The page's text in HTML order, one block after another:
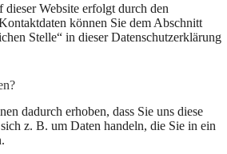
Website erfolgt durch den
können Sie dem Abschnitt
Stelle“ in dieser Datenschutzerklärung
dadurch erhoben, dass Sie uns diese
z. B. um Daten handeln, die Sie in ein